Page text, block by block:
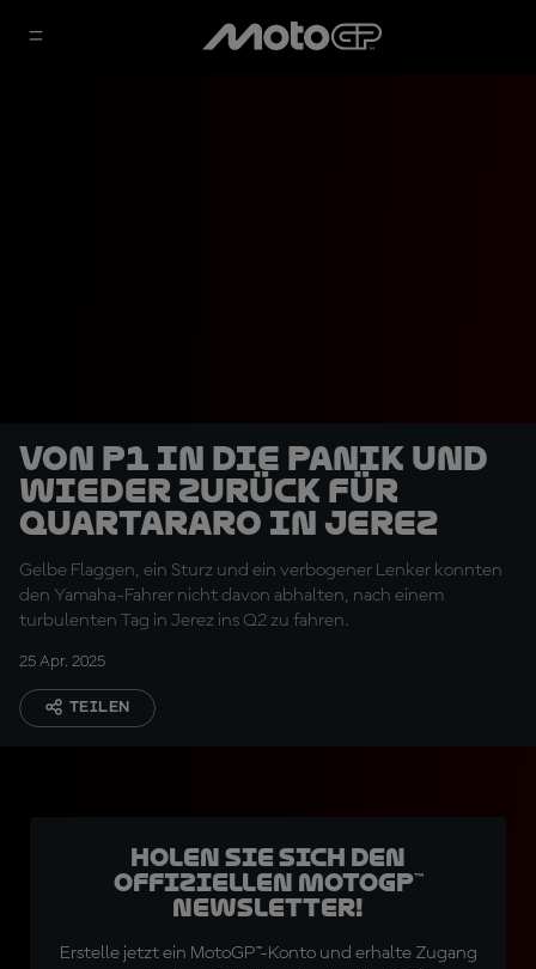
Von P1 in die Panik und
wieder zurück für
Quartararo in Jerez
Gelbe Flaggen, ein Sturz und ein verbogener Lenker konnten
den Yamaha-Fahrer nicht davon abhalten, nach einem
turbulenten Tag in Jerez ins Q2 zu fahren.
25 Apr. 2025
TEILEN
Holen Sie sich den
offiziellen MotoGP™
Newsletter!
Erstelle jetzt ein MotoGP™-Konto und erhalte Zugang